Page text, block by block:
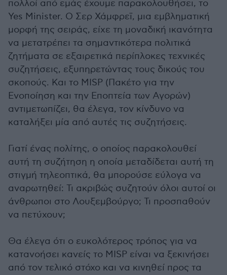
πολλοί από εμάς έχουμε παρακολουθήσει, το
Yes Minister. Ο Σερ Χάμφρεϊ, μια εμβληματική
μορφή της σειράς, είχε τη μοναδική ικανότητα
να μετατρέπει τα σημαντικότερα πολιτικά
ζητήματα σε εξαιρετικά περίπλοκες τεχνικές
συζητήσεις, εξυπηρετώντας τους δικούς του
σκοπούς. Και το MISP (Πακέτο για την
Ενοποίηση και την Εποπτεία των Αγορών)
αντιμετωπίζει, θα έλεγα, τον κίνδυνο να
καταλήξει μία από αυτές τις συζητήσεις.
Γιατί ένας πολίτης, ο οποίος παρακολουθεί
αυτή τη συζήτηση η οποία μεταδίδεται αυτή τη
στιγμή τηλεοπτικά, θα μπορούσε εύλογα να
αναρωτηθεί: Τι ακριβώς συζητούν όλοι αυτοί οι
άνθρωποι στο Λουξεμβούργο; Τι προσπαθούν
να πετύχουν;
Θα έλεγα ότι ο ευκολότερος τρόπος για να
κατανοήσει κανείς το MISP είναι να ξεκινήσει
από τον τελικό στόχο και να κινηθεί προς τα